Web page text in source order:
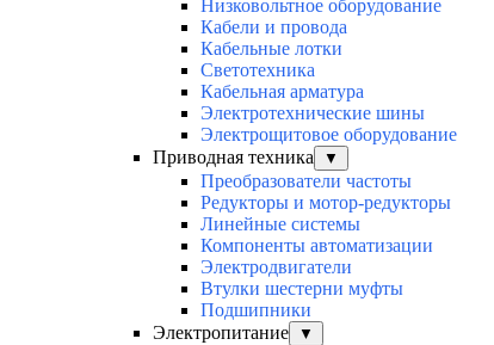
Низковольтное оборудование
Кабели и провода
Кабельные лотки
Светотехника
Кабельная арматура
Электротехнические шины
Электрощитовое оборудование
Приводная техника
▼
Преобразователи частоты
Редукторы и мотор-редукторы
Линейные системы
Компоненты автоматизации
Электродвигатели
Втулки шестерни муфты
Подшипники
Электропитание
▼